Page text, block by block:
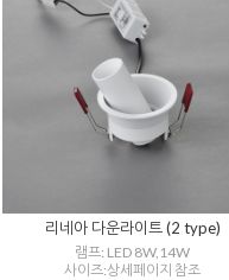
리네아 다운라이트 (2 type)
램프: LED 8W,14W
사이즈:상세페이지 참조